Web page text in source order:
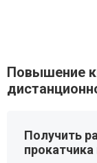
Повышение
Получить